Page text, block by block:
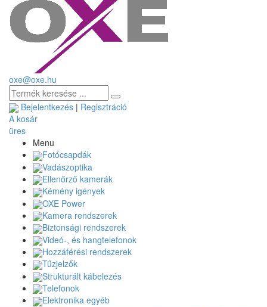
oxe@oxe.hu
Bejelentkezés | Regisztráció
A kosár
üres
Menu
Fotócsapdák
Vadászoptika
Ellenőrző kamerák
Kémény igények
OXE Power
Kamera rendszerek
Biztonsági rendszerek
Videó-, és hangtelefonok
Hozzáférési rendszerek
Tűzjelzők
Strukturált kábelezés
Telefonok
Elektronika egyéb